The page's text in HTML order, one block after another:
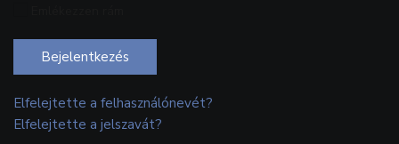
Bejelentkezés
Elfelejtette a felhasználónevét?
Elfelejtette a jelszavát?